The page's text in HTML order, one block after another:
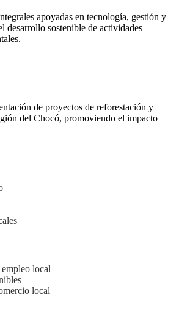
apoyadas en tecnología, gestión y
desarrollo sostenible de actividades
de proyectos de reforestación y
del Chocó, promoviendo el impacto
local
local